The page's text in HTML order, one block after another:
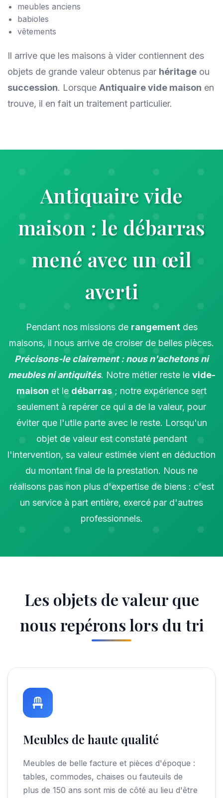
meubles anciens
babioles
vêtements
Il arrive que les maisons à vider contiennent des
objets de grande valeur obtenus par héritage ou
succession. Lorsque Antiquaire vide maison en
trouve, il en fait un traitement particulier.
Antiquaire vide
maison : le débarras
mené avec un œil
averti
Pendant nos missions de rangementdes
maisons, il nous arrive de croiser de belles pièces.
Précisons-le clairement : nous n'achetons ni
meubles ni antiquités. Notre métier reste le vide-
maison et le débarras; notre expérience sert
seulement à repérer ce qui a de la valeur, pour
éviter que l'utile parte avec le reste. Lorsqu'un
objet de valeur est constaté pendant
l'intervention, sa valeur estimée vient en déduction
du montant final de la prestation. Nous ne
réalisons pas non plus d'expertise de biens : c'est
un service à part entière, exercé par d'autres
professionnels.
Les objets de valeur que
nous repérons lors du tri
Meubles de haute qualité
Meubles de belle facture et pièces d'époque :
tables, commodes, chaises ou fauteuils de
plus de 150 ans sont mis de côté au lieu d'être